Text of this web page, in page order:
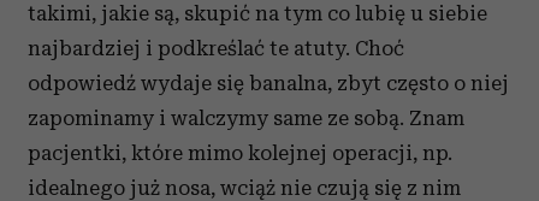
takimi, jakie są, skupić na tym co lubię u siebie
najbardziej i podkreślać te atuty. Choć
odpowiedź wydaje się banalna, zbyt często o niej
zapominamy i walczymy same ze sobą. Znam
pacjentki, które mimo kolejnej operacji, np.
idealnego już nosa, wciąż nie czują się z nim